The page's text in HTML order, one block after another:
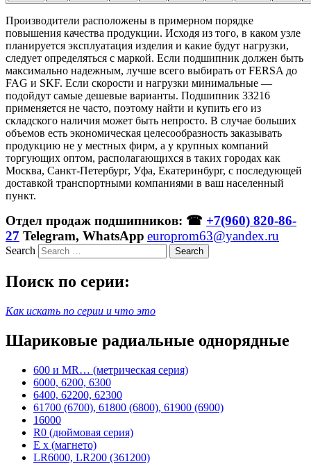
Производители расположены в примерном порядке
повышения качества продукции. Исходя из того, в каком узле
планируется эксплуатация изделия и какие будут нагрузки,
следует определяться с маркой. Если подшипник должен быть
максимально надежным, лучше всего выбирать от FERSA до
FAG и SKF. Если скорости и нагрузки минимальные —
подойдут самые дешевые варианты. Подшипник 33216
применяется не часто, поэтому найти и купить его из
складского наличия может быть непросто. В случае больших
объемов есть экономическая целесообразность заказывать
продукцию не у местных фирм, а у крупных компаний
торгующих оптом, располагающихся в таких городах как
Москва, Санкт-Петербург, Уфа, Екатеринбург, с последующей
доставкой транспортными компаниями в ваш населенный
пункт.
Отдел продаж подшипников: ☎ +7(960) 820-86-
27 Telegram, WhatsApp europrom63@yandex.ru
Search
Поиск по серии:
Как искать по серии и что это
Шариковые радиальные однорядные
600 и MR… (метрическая серия)
6000, 6200, 6300
6400, 62200, 62300
61700 (6700), 61800 (6800), 61900 (6900)
16000
R0 (дюймовая серия)
E x (магнето)
LR6000, LR200 (361200)